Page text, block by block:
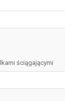
ściągającymi